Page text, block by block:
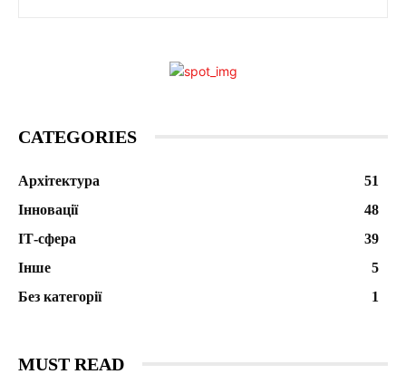
CATEGORIES
Архітектура
51
Інновації
48
ІТ-сфера
39
Інше
5
Без категорії
1
MUST READ